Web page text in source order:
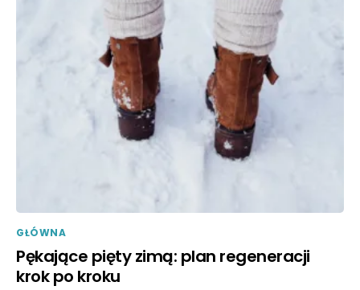
GŁÓWNA
Pękające pięty zimą: plan regeneracji
krok po kroku